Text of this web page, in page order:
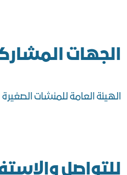
الجهات
الهيئة العامة للمنشات
للتواصل